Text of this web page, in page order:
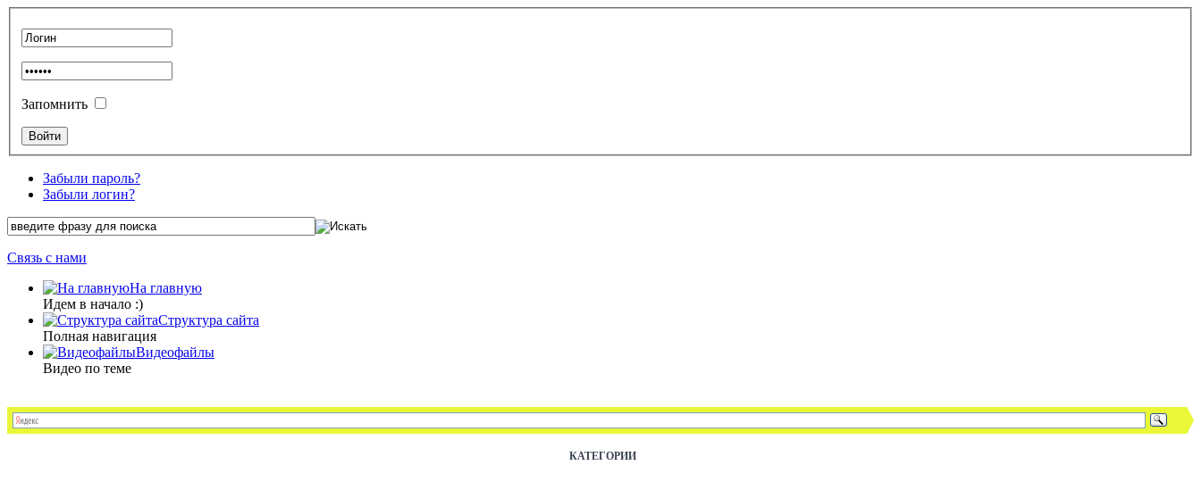
Запомнить
Забыли пароль?
Забыли логин?
Связь с нами
На главную
Идем в начало :)
Структура сайта
Полная навигация
Видеофайлы
Видео по теме
КАТЕГОРИИ